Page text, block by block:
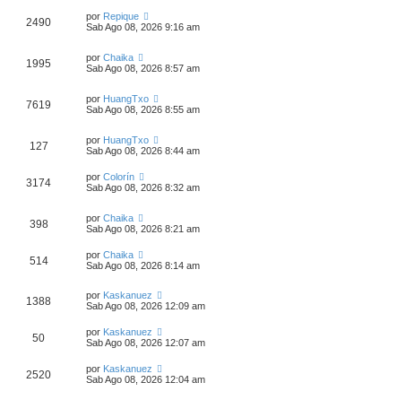
2490 por Repique
Sab Ago 08, 2026 9:16 am
1995 por Chaika
Sab Ago 08, 2026 8:57 am
7619 por HuangTxo
Sab Ago 08, 2026 8:55 am
127 por HuangTxo
Sab Ago 08, 2026 8:44 am
3174 por Colorín
Sab Ago 08, 2026 8:32 am
398 por Chaika
Sab Ago 08, 2026 8:21 am
514 por Chaika
Sab Ago 08, 2026 8:14 am
1388 por Kaskanuez
Sab Ago 08, 2026 12:09 am
50 por Kaskanuez
Sab Ago 08, 2026 12:07 am
2520 por Kaskanuez
Sab Ago 08, 2026 12:04 am